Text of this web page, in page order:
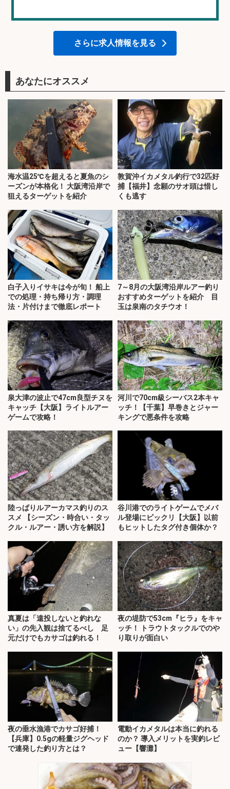
さらに求人情報を見る
あなたにオススメ
海水温25℃を超えると夏魚のシ
ーズンが本格化！ 大阪湾沿岸で
狙えるターゲットを紹介
敦賀沖イカメタル釣行で32匹好
捕【福井】念願のサオ頭は惜し
くも逃す
白子入りイサキは今が旬！ 船上
での処理・持ち帰り方・調理
法・片付けまで徹底レポート
7～8月の大阪湾沿岸ルアー釣り
おすすめターゲットを紹介 目
玉は泉南のタチウオ！
泉大津の波止で47cm良型チヌを
キャッチ【大阪】ライトルアー
ゲームで攻略！
河川で70cm級シーバス2本キャ
ッチ！【千葉】早巻きとジャー
キングで悪条件を攻略
陸っぱりルアーカマス釣りのス
スメ 【シーズン・時合い・タッ
クル・ルアー・誘い方を解説】
谷川港でのライトゲームでメバ
ル登場にビックリ【大阪】以前
もヒットしたタグ付き個体か？
真夏は「遠投しないと釣れな
い」の先入観は捨てるべし 足
元だけでもカサゴは釣れる！
夜の堤防で53cm『ヒラ』をキャ
ッチ！ トラウトタックルでのや
り取りが面白い
夜の垂水漁港でカサゴ好捕！
【兵庫】0.5gの軽量ジグヘッド
で連発した釣り方とは？
電動イカメタルは本当に釣れる
のか？ 導入メリットを実釣レビ
ュー【響灘】